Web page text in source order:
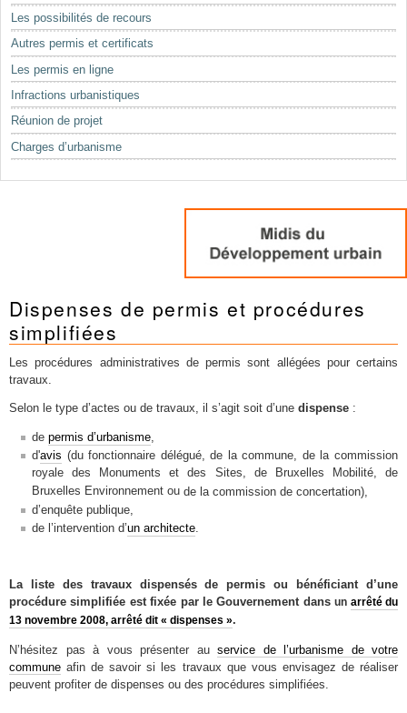
Les possibilités de recours
Autres permis et certificats
Les permis en ligne
Infractions urbanistiques
Réunion de projet
Charges d’urbanisme
Dispenses de permis et procédures
simplifiées
Les procédures administratives de permis sont allégées pour certains
travaux.
Selon le type d’actes ou de travaux, il s’agit soit d’une dispense :
de permis d’urbanisme,
d'avis (du fonctionnaire délégué, de la commune, de la commission
royale des Monuments et des Sites, de Bruxelles Mobilité, de
Bruxelles Environnement ou de la commission de concertation),
d’enquête publique,
de l’intervention d’un architecte.
La liste des travaux dispensés de permis ou bénéficiant d’une
procédure simplifiée est fixée par le Gouvernement dansun arrêté du
13 novembre 2008, arrêté dit « dispenses ».
N’hésitez pas à vous présenter au service de l’urbanisme de votre
commune afin de savoir si les travaux que vous envisagez de réaliser
peuvent profiter de dispenses ou des procédures simplifiées.